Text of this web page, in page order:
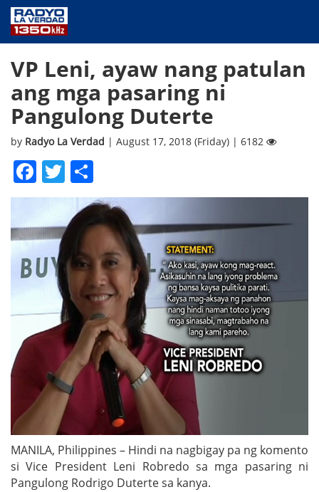
PUBLIC SERVICE
ANNOUNCEMENTS
PROGRAMS
ABOUT
VP Leni, ayaw nang patulan
ang mga pasaring ni
Pangulong Duterte
by Radyo La Verdad | August 17, 2018 (Friday) | 6182
Facebook
Twitter
MANILA, Philippines – Hindi na nagbigay pa ng komento
si Vice President Leni Robredo sa mga pasaring ni
Pangulong Rodrigo Duterte sa kanya.